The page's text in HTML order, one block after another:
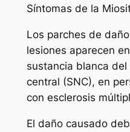
Síntomas de la
Los parches de
lesiones aparecen
sustancia blanca
central (SNC), en
con esclerosis
El daño causado